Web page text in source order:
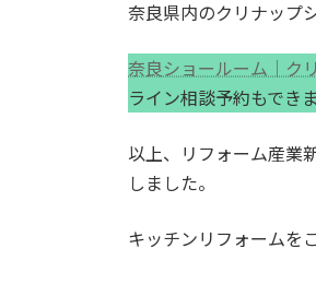
奈良県内のクリナップ
奈良ショールーム｜ク
ライン相談予約もできま
以上、リフォーム産業
しました。
キッチンリフォームを